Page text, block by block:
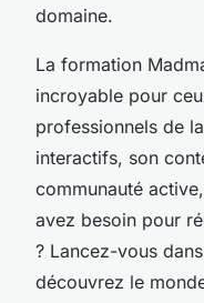
domaine.
La formation
incroyable pour
professionnels de
interactifs, son
communauté
avez besoin pour
? Lancez-vous
découvrez le